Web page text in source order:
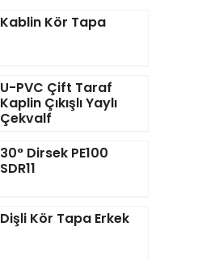
Kablin Kör Tapa
U-PVC Çift Taraf
Kaplin Çıkışlı Yaylı
Çekvalf
30° Dirsek PE100
SDR11
Dişli Kör Tapa Erkek